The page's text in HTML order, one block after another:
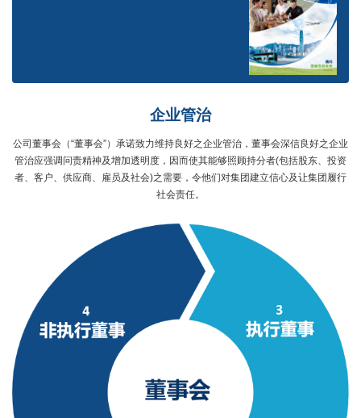
企业管治
公司董事会（“董事会”）承诺致力维持良好之企业管治，董事会深信良好之企业
管治应强调问责精神及增加透明度，因而使其能够照顾持分者(包括股东、投资
者、客户、供应商、雇员及社会)之需要，令他们对集团建立信心及让集团履行
社会责任。